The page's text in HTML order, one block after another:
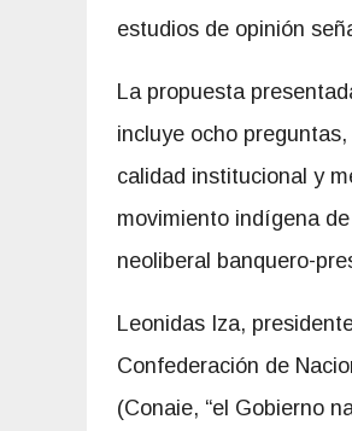
estudios de opinión
La propuesta
incluye ocho
calidad institucional y
movimiento indígena
neoliberal banquero-
Leonidas Iza,
Confederación de
(Conaie, “el Gobierno